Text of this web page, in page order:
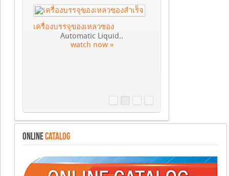
เครื่องบรรจุของเหลวซอง
Automatic Liquid..
watch now »
ONLINECATALOG